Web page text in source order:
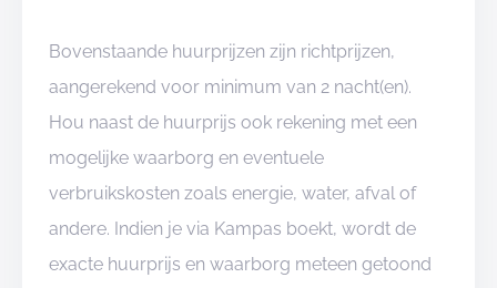
Bovenstaande huurprijzen zijn richtprijzen,
aangerekend voor minimum van 2 nacht(en).
Hou naast de huurprijs ook rekening met een
mogelijke waarborg en eventuele
verbruikskosten zoals energie, water, afval of
andere. Indien je via Kampas boekt, wordt de
exacte huurprijs en waarborg meteen getoond